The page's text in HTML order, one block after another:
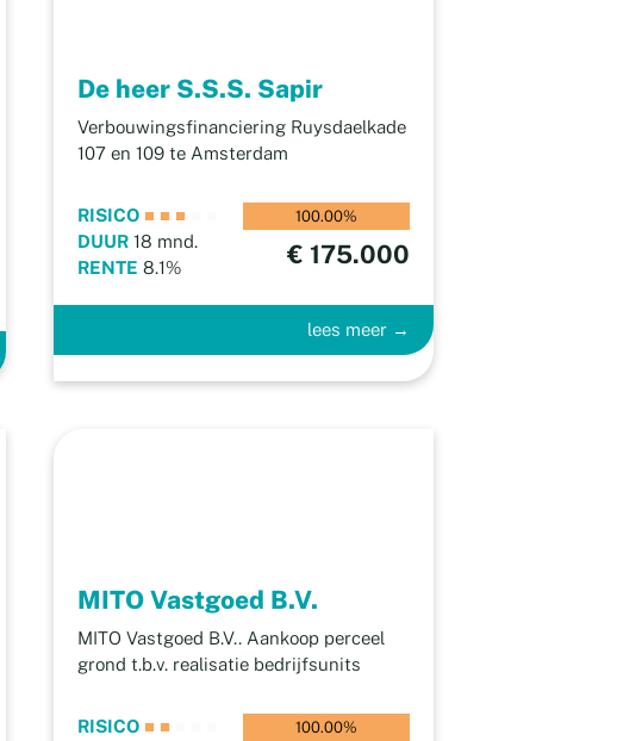
De heer S.S.S. Sapir
Verbouwingsfinanciering Ruysdaelkade
107 en 109 te Amsterdam
RISICO ■ ■ ■
DUUR 18 mnd.
RENTE 8.1%
100.00%
€ 175.000
lees meer →
MITO Vastgoed B.V.
MITO Vastgoed B.V.. Aankoop perceel
grond t.b.v. realisatie bedrijfsunits
RISICO ■ ■ 100.00%